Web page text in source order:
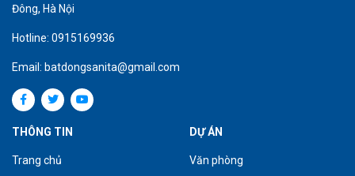
Đông, Hà Nội
Hotline: 0915169936
Email: batdongsanita@gmail.com
THÔNG TIN
Trang chủ
DỰ ÁN
Văn phòng